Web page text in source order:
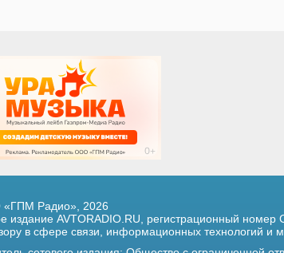
Радио», 2026
издание AVTORADIO.RU, регистрационный номер
в сфере связи,
информационных технологий и